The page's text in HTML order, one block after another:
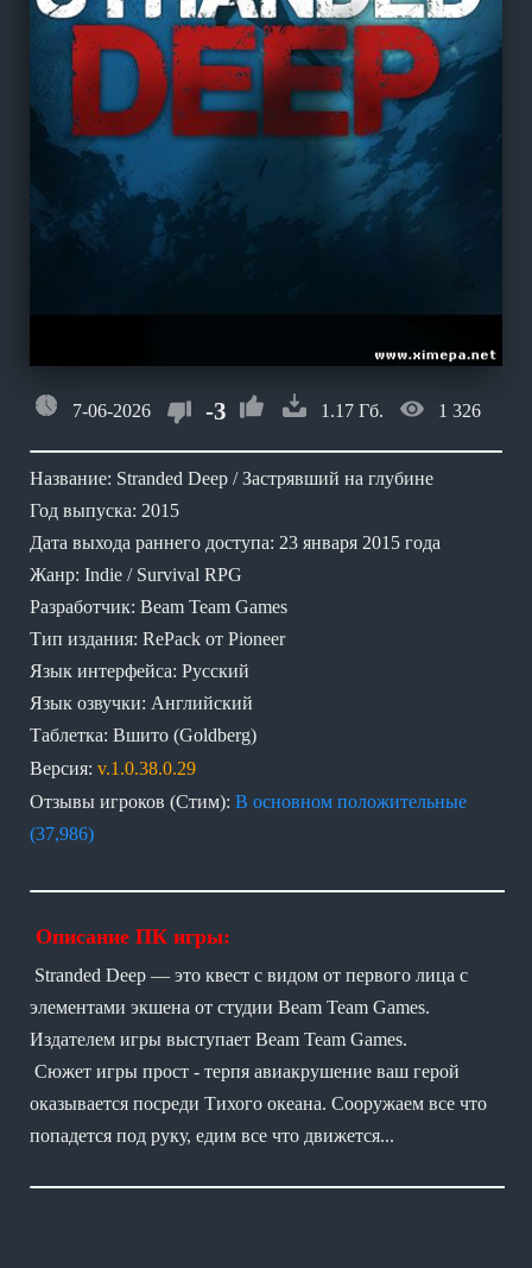
7-06-2026 -3 1.17 Гб. 1 326
Название: Stranded Deep / Застрявший на глубине
Год выпуска: 2015
Дата выхода раннего доступа: 23 января 2015 года
Жанр: Indie / Survival RPG
Разработчик: Beam Team Games
Тип издания: RePack от Pioneer
Язык интерфейса: Русский
Язык озвучки: Английский
Таблетка: Вшито (Goldberg)
Версия: v.1.0.38.0.29
Отзывы игроков (Стим): В основном положительные
(37,986)
Описание ПК игры:
Stranded Deep — это квест с видом от первого лица с
элементами экшена от студии Beam Team Games.
Издателем игры выступает Beam Team Games.
Сюжет игры прост - терпя авиакрушение ваш герой
оказывается посреди Тихого океана. Сооружаем все что
попадется под руку, едим все что движется...